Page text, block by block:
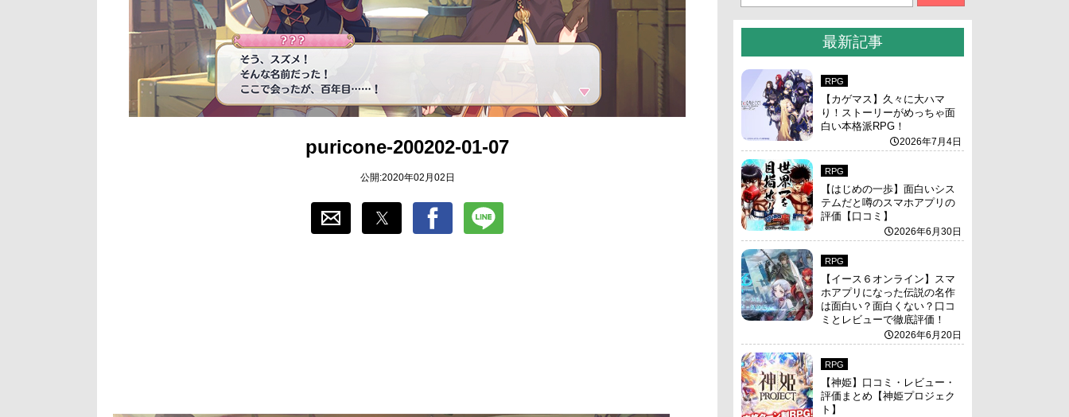
puricone-200202-01-07
公開:2020年02月02日
最新記事
RPG
【カゲマス】久々に大ハマ
り！ストーリーがめっちゃ面
白い本格派RPG！
2026年7月4日
RPG
【はじめの一歩】面白いシス
テムだと噂のスマホアプリの
評価【口コミ】
2026年6月30日
RPG
【イース６オンライン】スマ
ホアプリになった伝説の名作
は面白い？面白くない？口コ
ミとレビューで徹底評価！
2026年6月20日
RPG
【神姫】口コミ・レビュー・
評価まとめ【神姫プロジェク
ト】